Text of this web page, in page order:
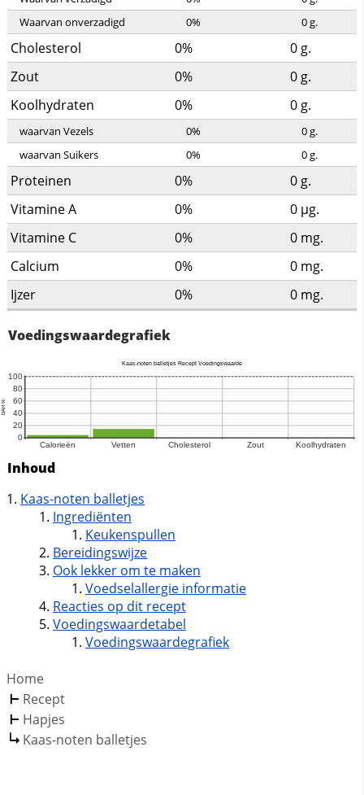
Waarvan onverzadigd
0% 0g.
Cholesterol 0% 0 g.
Zout
0% 0 g.
Koolhydraten
0% 0 g.
waarvan Vezels 0% 0g.
waarvan Suikers
0% 0g.
Proteinen 0% 0 g.
Vitamine A
0% 0 µg.
Vitamine C
0% 0 mg.
Calcium
0% 0 mg.
Ijzer
0% 0 mg.
Voedingswaardegrafiek
Inhoud
Kaas-noten balletjes
Ingrediënten
Keukenspullen
Bereidingswijze
Ook lekker om te maken
Voedselallergie informatie
Reacties op dit recept
Voedingswaardetabel
Voedingswaardegrafiek
Home
Recept
Hapjes
Kaas-noten balletjes